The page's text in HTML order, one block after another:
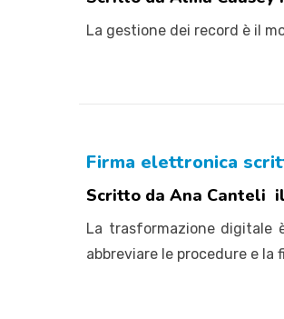
La gestione dei record è il
Firma elettronica
Scritto da Ana Canteli
La trasformazione digitale
abbreviare le procedure e